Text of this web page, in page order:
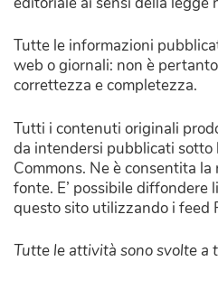
Tutte le informazioni
web o giornali: non è
correttezza e completezza.
Tutti i contenuti originali
da intendersi pubblicati sotto
Commons. Ne è consentita
fonte. E’ possibile
questo sito utilizzando i feed
Tutte le attività sono svolte a